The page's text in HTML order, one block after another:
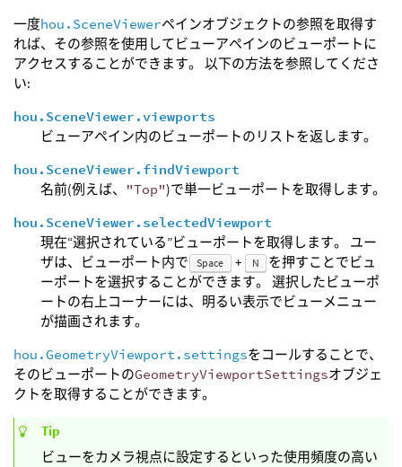
一度hou.SceneViewerペインオブジェクトの参照を取得す
れば、その参照を使用してビューアペインのビューポートに
アクセスすることができます。 以下の方法を参照してくださ
い:
hou.SceneViewer.viewports
ビューアペイン内のビューポートのリストを返します。
hou.SceneViewer.findViewport
名前(例えば、
"Top")で単一ビューポートを取得します。
hou.SceneViewer.selectedViewport
現在“選択されている”ビューポートを取得します。 ユー
ザは、ビューポート内で
Space + N
を押すことでビュ
ーポートを選択することができます。 選択したビューポ
ートの右上コーナーには、明るい表示でビューメニュー
が描画されます。
hou.GeometryViewport.settingsをコールすることで、
そのビューポートのGeometryViewportSettingsオブジェ
クトを取得することができます。
Tip
ビューをカメラ視点に設定するといった使用頻度の高い